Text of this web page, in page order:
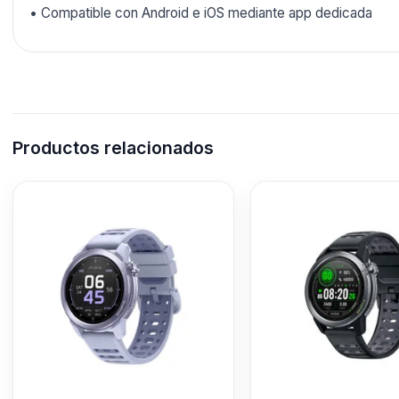
• Compatible con Android e iOS mediante app dedicada
Productos relacionados